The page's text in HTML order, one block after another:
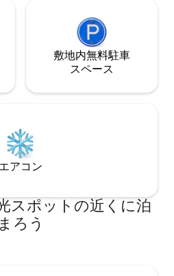
ことがあります。
ださい。 - 近くに
森林休養林があり
クチョのビーチま
雪の場合、二輪車
お連れします。
敷地内無料駐⁠車
ス⁠ペ⁠ー⁠ス
エアコン
スポットの近くに泊
まろう